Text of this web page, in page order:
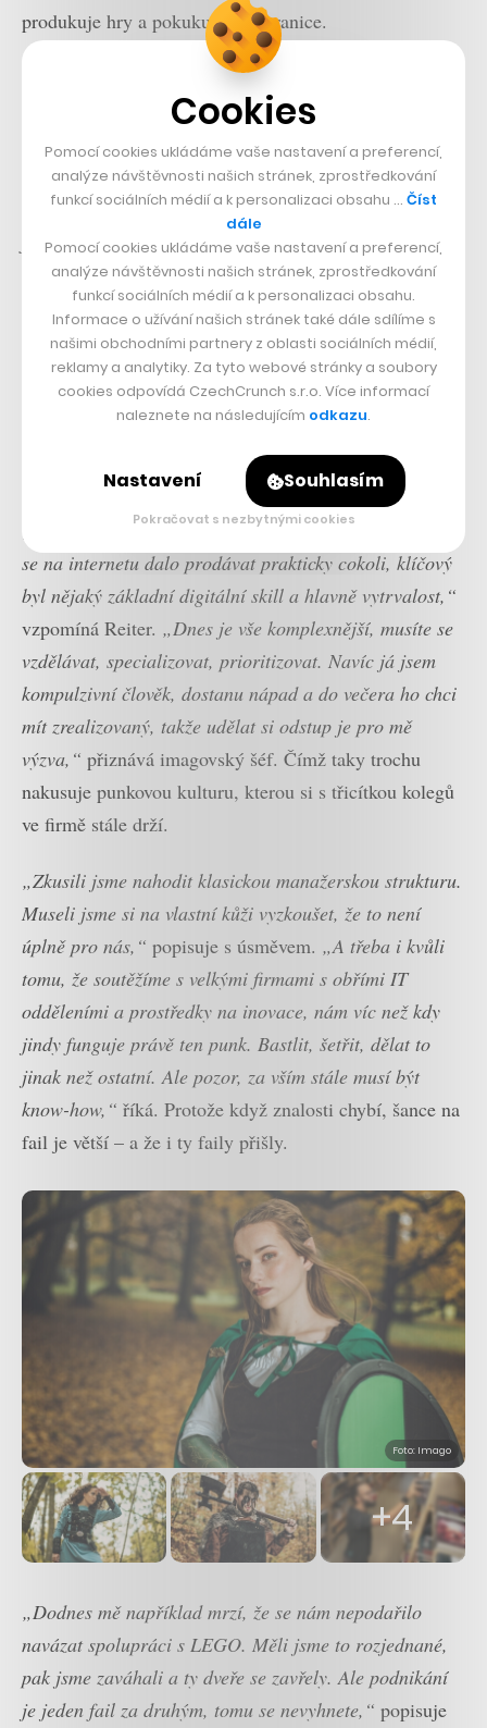
produkuje hry a pokukuje i za hranice.
Každopádně dvacet let mezi e-shopy – Imago
mimochodem posbíralo tři ocenění ShopRoku – je
velice dlouhá doba.„Za možná největší změnu za tu
dobu považuji rychlost v trendech. Už se nestává, že by
se objevila extrémně silná značka, která bude držet
fanoušky několik let. Vyjde nějaká novinka – hra, film
nebo seriál – a po pár týdnech ji vystřídá jiná,“
popisuje Reiter. A co proměny samotného podnikání?
Podnikání je jeden fail za druhým.
Dodnes mě mrzí, že se nám
LEGO.
„Podnikání dnes a tehdy je hodně jiný sport. V té době
se na internetu dalo prodávat prakticky cokoli, klíčový
byl nějaký základní digitální skill a hlavně vytrvalost,“
vzpomíná Reiter. „Dnes je vše komplexnější, musíte se
vzdělávat, specializovat, prioritizovat. Navíc já jsem
kompulzivní člověk, dostanu nápad a do večera ho chci
mít zrealizovaný, takže udělat si odstup je pro mě
výzva,“ přiznává imagovský šéf. Čímž taky trochu
nakusuje punkovou kulturu, kterou si s třicítkou kolegů
ve firmě stále drží.
„Zkusili jsme nahodit klasickou manažerskou strukturu.
Museli jsme si na vlastní kůži vyzkoušet, že to není
úplně pro nás,“ popisuje s úsměvem. „A třeba i kvůli
tomu, že soutěžíme s velkými firmami s obřími IT
odděleními a prostředky na inovace, nám víc než kdy
jindy funguje právě ten punk. Bastlit, šetřit, dělat to
jinak než ostatní. Ale pozor, za vším stále musí být
know-how,“ říká. Protože když znalosti chybí, šance na
fail je větší – a že i ty faily přišly.
Foto: Imago
+4
„Dodnes mě například mrzí, že se nám nepodařilo
navázat spolupráci s LEGO. Měli jsme to rozjednané,
pak jsme zaváhali a ty dveře se zavřely. Ale podnikání
je jeden fail za druhým, tomu se nevyhnete,“ popisuje
Cookies
Pomocí cookies ukládáme vaše nastavení a preferencí,
analýze návštěvnosti našich stránek, zprostředkování
funkcí sociálních médií a k personalizaci obsahu … Číst
dále
Pomocí cookies ukládáme vaše nastavení a preferencí,
analýze návštěvnosti našich stránek, zprostředkování
funkcí sociálních médií a k personalizaci obsahu.
Informace o užívání našich stránek také dále sdílíme s
našimi obchodními partnery z oblasti sociálních médií,
reklamy a analytiky. Za tyto webové stránky a soubory
cookies odpovídá CzechCrunch s.r.o. Více informací
naleznete na následujícím odkazu.
Nastavení Souhlasím
Pokračovat s nezbytnými cookies